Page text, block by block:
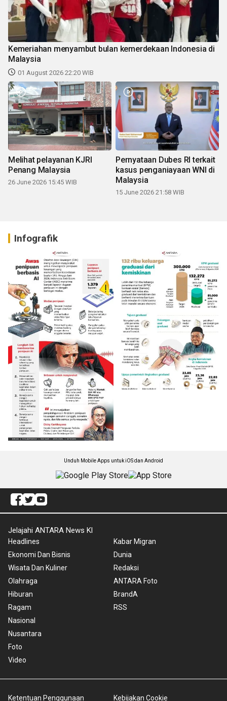
Kemeriahan menyambut bulan kemerdekaan Indonesia di
Malaysia
01 August 2026 22:20 WIB
Melihat pelayanan KJRI
Penang Malaysia
26 June 2026 15:45 WIB
Pernyataan Dubes RI terkait
kasus penganiayaan WNI di
Malaysia
15 June 2026 21:58 WIB
Infografik
Unduh Mobile Apps untuk iOS dan Android
Jelajahi ANTARA News Kl
Headlines
Ekonomi Dan Bisnis
Wisata Dan Kuliner
Olahraga
Hiburan
Ragam
Nasional
Nusantara
Foto
Video
Kabar Migran
Dunia
Redaksi
ANTARA Foto
BrandA
RSS
Ketentuan Penggunaan Kebijakan Cookie